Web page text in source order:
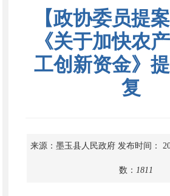
【政协委员提
《关于加快农
工创新资金》
复
来源：墨玉县人民政府 发布时间：
数： 1811